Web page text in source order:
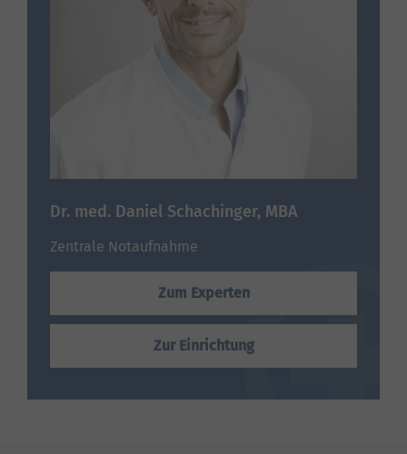
Dr. med. Daniel Schachinger, MBA
Zentrale Notaufnahme
Zum Experten
Zur Einrichtung